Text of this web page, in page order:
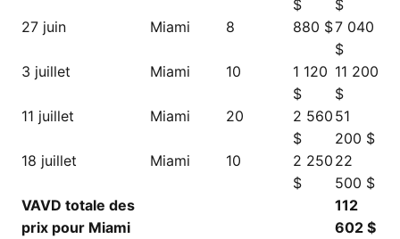
$
$
27 juin
Miami 8 880 $7 040
$
3 juillet
Miami 10
1 120
$
11 200
$
11 juillet
Miami 20
2 560
$
51
200 $
18 juillet
Miami 10
2 250
$
22
500 $
VAVD totale des
prix pour Miami
112
602 $